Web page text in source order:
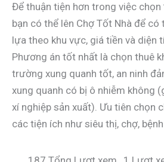
Để thuận tiện hơn trong việc chọn
bạn có thể lên Chợ Tốt Nhà để có
lựa theo khu vực, giá tiền và diện
Phương án tốt nhất là chọn thuê
trường xung quanh tốt, an ninh
xung quanh có bị ô nhiễm không
xí nghiệp sản xuất). Ưu tiên chọn
các tiện ích như siêu thị, chợ,